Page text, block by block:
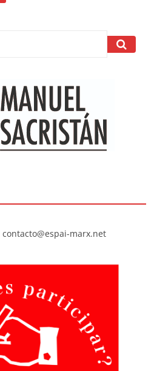
contacto@espai-marx.net